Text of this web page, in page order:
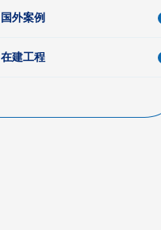
国外案例
在建工程